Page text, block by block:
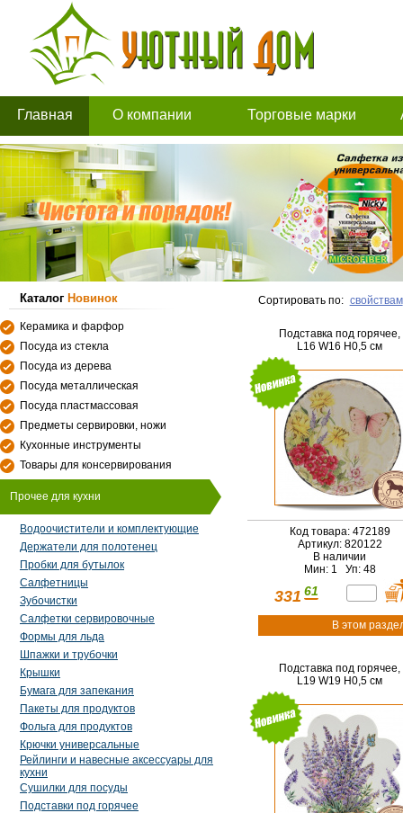
Главная О компании Торговые марки
Каталог Новинок
Керамика и фарфор
Посуда из стекла
Посуда из дерева
Посуда металлическая
Посуда пластмассовая
Предметы сервировки, ножи
Кухонные инструменты
Товары для консервирования
Прочее для кухни
Водоочистители и комплектующие
Держатели для полотенец
Пробки для бутылок
Салфетницы
Зубочистки
Салфетки сервировочные
Формы для льда
Шпажки и трубочки
Крышки
Бумага для запекания
Пакеты для продуктов
Фольга для продуктов
Крючки универсальные
Рейлинги и навесные аксессуары для
кухни
Сушилки для посуды
Подставки под горячее
Сортировать по: свойствам
Подставка под горячее,
L16 W16 H0,5 см
Код товара: 472189
Артикул: 820122
В наличии
Мин: 1 Уп: 48
331 61
В этом
Подставка под горячее,
L19 W19 H0,5 см